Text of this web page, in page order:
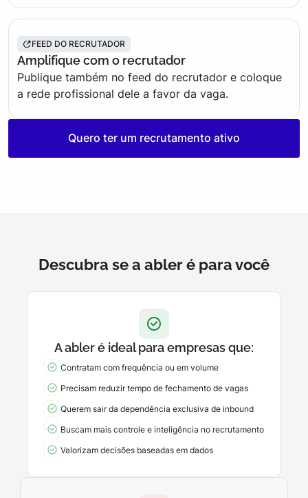
FEED DO RECRUTADOR
Amplifique com o recrutador
Publique também no feed do recrutador e coloque
a rede profissional dele a favor da vaga.
Quero ter um recrutamento ativo
Descubra se a abler é para você
A abler é ideal para empresas que:
Contratam com frequência ou em volume
Precisam reduzir tempo de fechamento de vagas
Querem sair da dependência exclusiva de inbound
Buscam mais controle e inteligência no recrutamento
Valorizam decisões baseadas em dados